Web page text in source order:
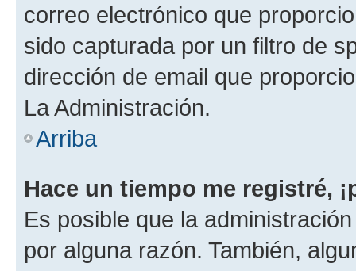
correo electrónico que
sido capturada por un filtro de
dirección de email que
La Administración.
Arriba
Hace un tiempo me registré,
Es posible que la
por alguna razón. También,